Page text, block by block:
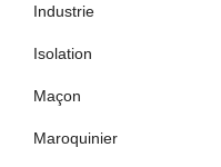
Industrie
Isolation
Maçon
Maroquinier